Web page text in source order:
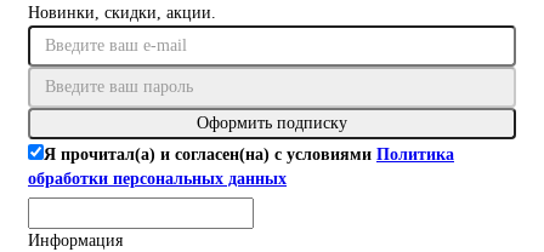
Новинки, скидки, акции.
Оформить подписку
Я прочитал(а) и согласен(на) с условиями Политика
обработки персональных данных
Информация